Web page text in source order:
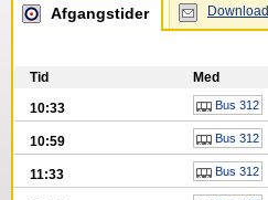
Afgangstider
Tid Med
10:33
Bus 312
10:59 Bus 312
11:33 Bus 312